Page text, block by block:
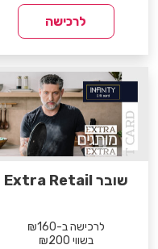
לרכישה
שובר Extra Retail
לרכישה ב-₪160
בשווי ₪200